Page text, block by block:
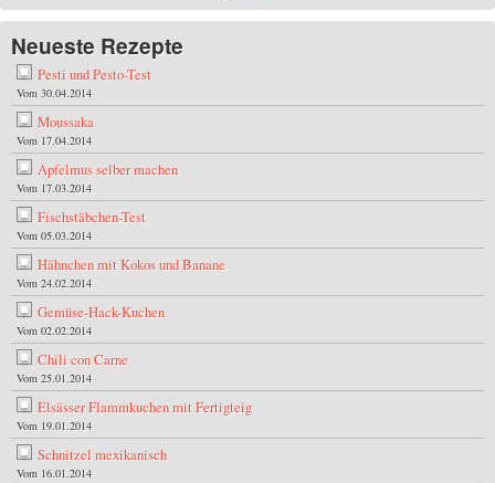
nach:
Neueste Rezepte
Pesti und Pesto-Test
Vom 30.04.2014
Moussaka
Vom 17.04.2014
Apfelmus selber machen
Vom 17.03.2014
Fischstäbchen-Test
Vom 05.03.2014
Hähnchen mit Kokos und Banane
Vom 24.02.2014
Gemüse-Hack-Kuchen
Vom 02.02.2014
Chili con Carne
Vom 25.01.2014
Elsässer Flammkuchen mit Fertigteig
Vom 19.01.2014
Schnitzel mexikanisch
Vom 16.01.2014